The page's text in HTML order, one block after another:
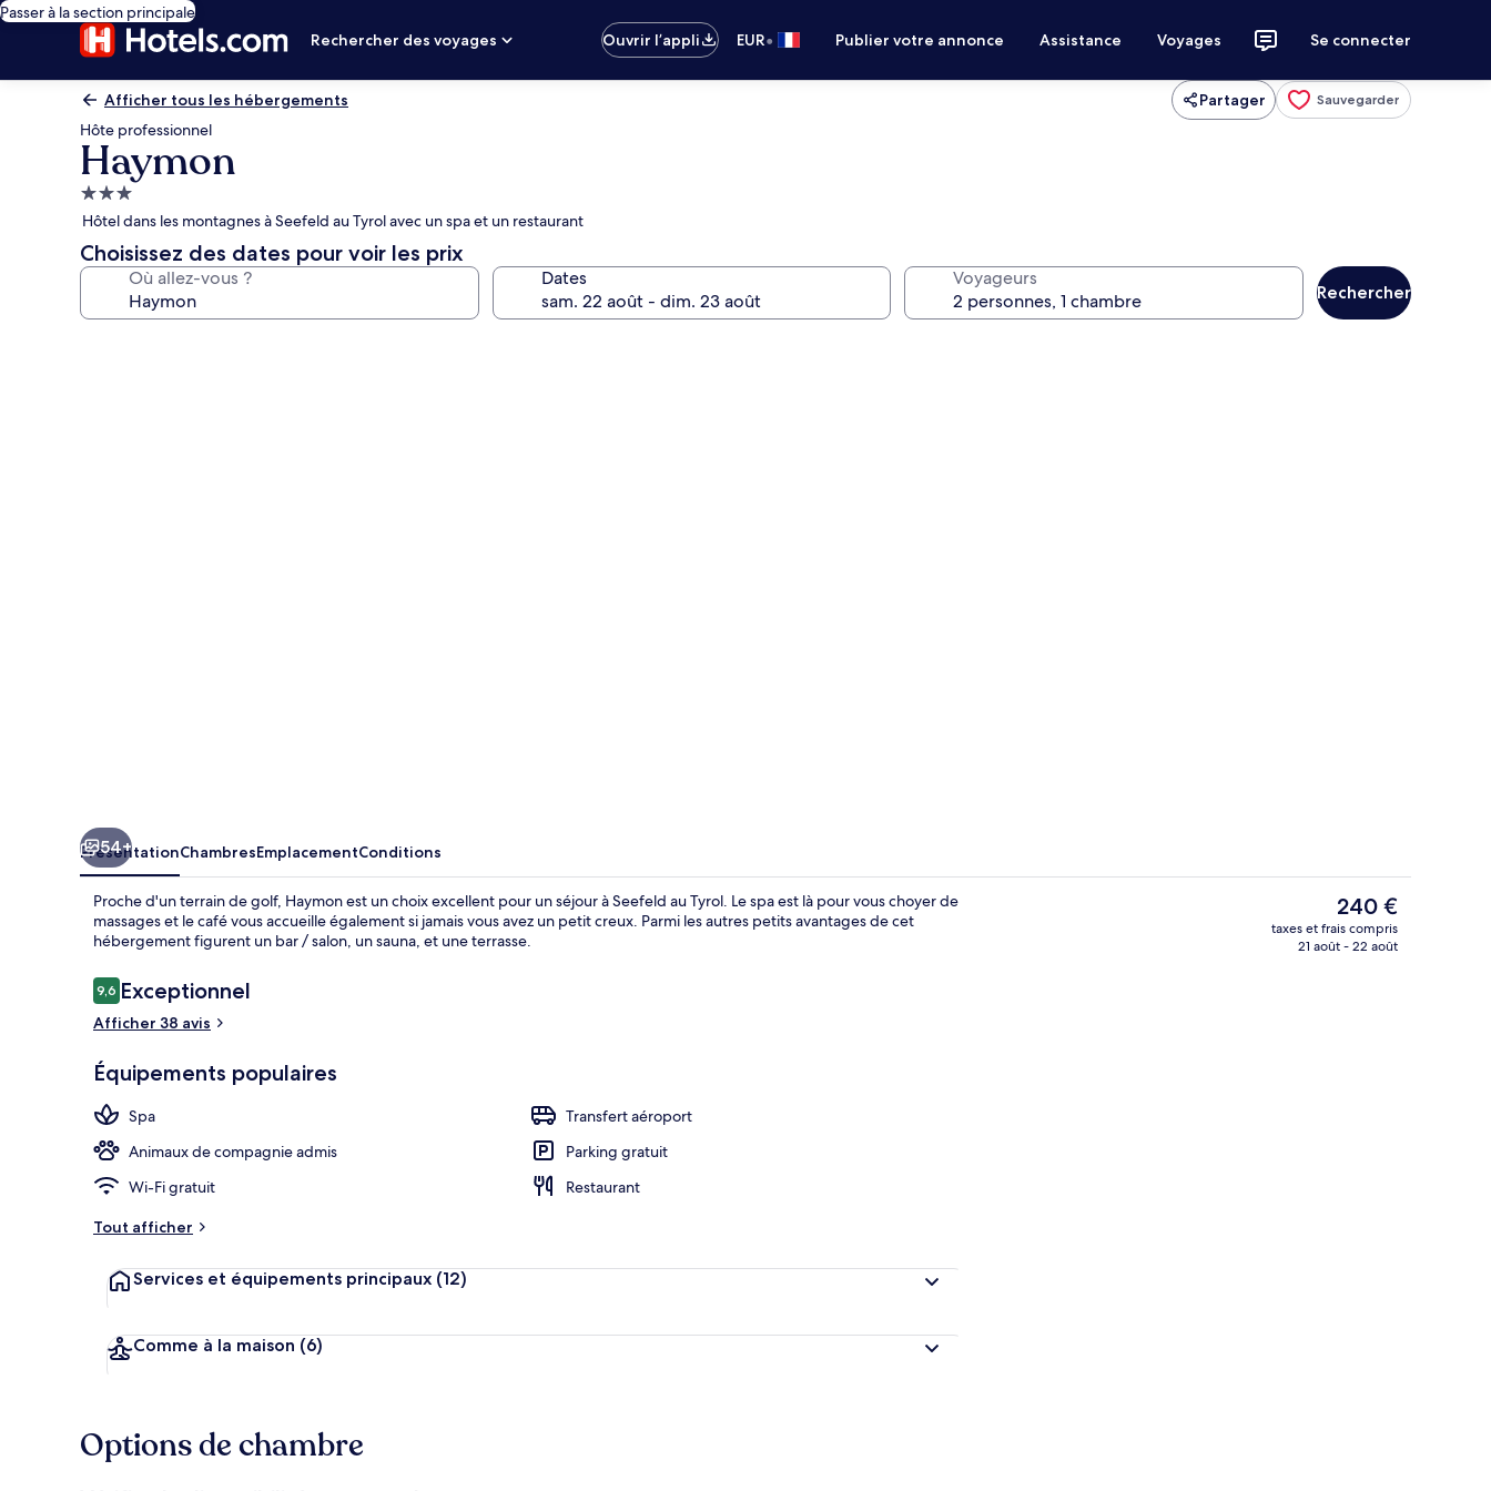
Passer à la section principale
Rechercher des voyages
Ouvrir l’appli EUR• Publier votre annonce Assistance Voyages Se connecter
Afficher tous les hébergements Partager Sauvegarder
Hôte professionnel
Haymon
Hébergement
3.0 étoiles
Hôtel dans les montagnes à Seefeld au Tyrol avec un spa et un restaurant
Choisissez des dates pour voir les prix
Où allez-vous ? Dates Voyageurs
Rechercher
54+
PrésentationChambresEmplacementConditions
Proche d'un terrain de golf, Haymon est un choix excellent pour un séjour à Seefeld au Tyrol. Le spa est là pour vous choyer de
massages et le café vous accueille également si jamais vous avez un petit creux. Parmi les autres petits avantages de cet
hébergement figurent un bar / salon, un sauna, et une terrasse.
Avis
voyageurs
9,69,6 sur 10
Exceptionnel
Afficher 38 avis
Équipements populaires
Spa
Transfert aéroport
Animaux de compagnie admis
Parking gratuit
Wi-Fi gratuit
Restaurant
Tout afficher
Services et équipements principaux (12)
Comme à la maison (6)
Le
prix
actuel
240 €
taxes et frais compris
21 août - 22 août
Options de chambre